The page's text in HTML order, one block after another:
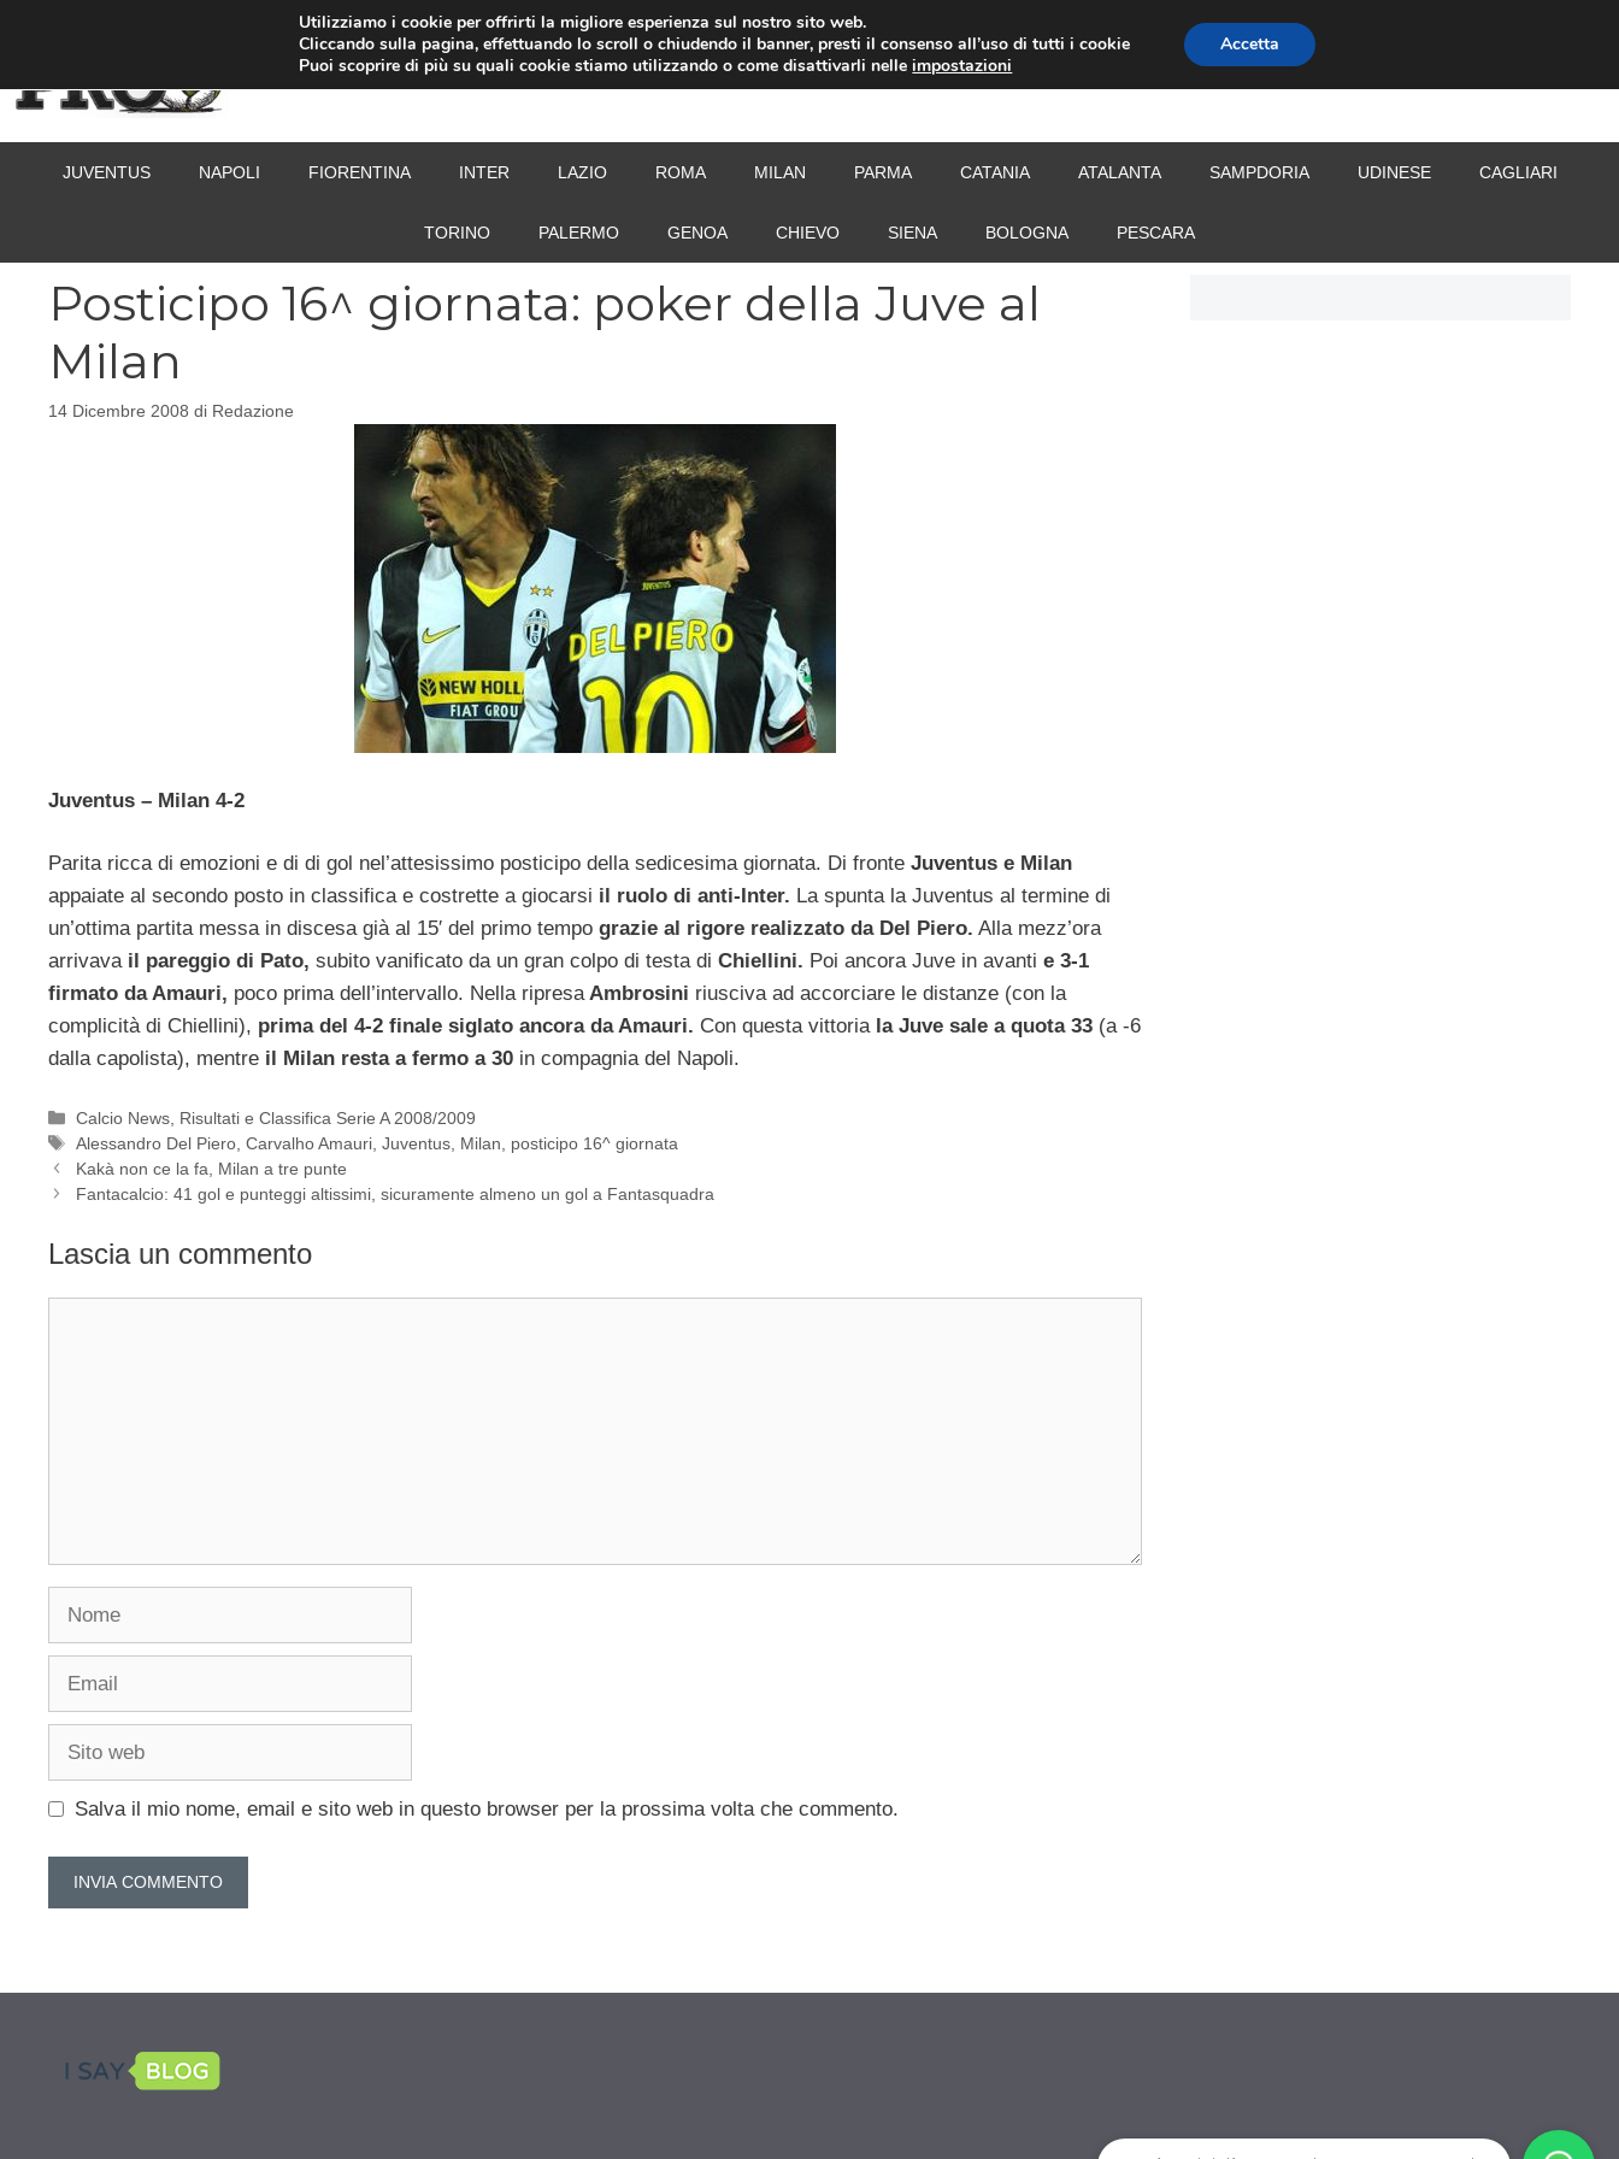
CALCIOMERCATO
JUVENTUS NAPOLI FIORENTINA INTER LAZIO ROMA MILAN PARMA CATANIA ATALANTA SAMPDORIA UDINESE CAGLIARI
TORINO PALERMO GENOA CHIEVO SIENA BOLOGNA PESCARA
Posticipo 16^ giornata: poker della Juve al
Milan
14 Dicembre 2008 di Redazione
Juventus – Milan 4-2
Parita ricca di emozioni e di di gol nel’attesissimo posticipo della sedicesima giornata. Di fronte Juventus e Milan
appaiate al secondo posto in classifica e costrette a giocarsi il ruolo di anti-Inter. La spunta la Juventus al termine di
un’ottima partita messa in discesa già al 15′ del primo tempo grazie al rigore realizzato da Del Piero. Alla mezz’ora
arrivava il pareggio di Pato, subito vanificato da un gran colpo di testa di Chiellini. Poi ancora Juve in avanti e 3-1
firmato da Amauri, poco prima dell’intervallo. Nella ripresaAmbrosini riusciva ad accorciare le distanze (con la
complicità di Chiellini), prima del 4-2 finale siglato ancora da Amauri. Con questa vittoriala Juve sale a quota 33 (a -6
dalla capolista), mentre il Milan resta a fermo a 30 in compagnia del Napoli.
Categorie
Calcio News Risultati e Classifica Serie A 2008/2009
Tag
Alessandro Del Piero ,Carvalho Amauri ,Juventus Milan
posticipo 16^ giornata
Kakà non ce la fa, Milan a tre punte
Fantacalcio: 41 gol e punteggi altissimi, sicuramente almeno un gol a Fantasquadra
Lascia un commento
Nome
Email
Sito
Salva il mio nome, email e sito web in questo browser per la prossima volta che commento.
Utilizziamo i cookie per offrirti la migliore esperienza sul nostro sito web.
Cliccando sulla pagina, effettuando lo scroll o chiudendo il banner, presti il consenso all’uso di tutti i cookie
Puoi scoprire di più su quali cookie stiamo utilizzando o come disattivarli nelleimpostazioni
Accetta